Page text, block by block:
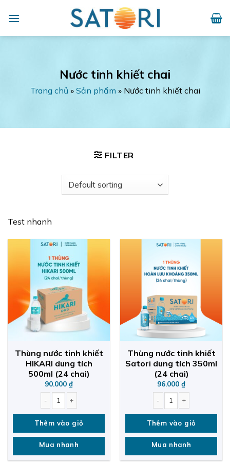
Nước tinh khiết chai
Trang chủ » Sản phẩm » Nước tinh khiết chai
FILTER
Test nhanh
Thùng nước tinh khiết
HIKARI dung tích
500ml (24 chai)
90.000 ₫
Thùng nước tinh khiết HIKARI dung tích 500ml (24 chai) quantity
Thêm vào giỏ
Mua nhanh
Thùng nước tinh khiết
Satori dung tích 350ml
(24 chai)
96.000 ₫
Thùng nước tinh khiết Satori dung
Thêm vào giỏ
Mua nhanh